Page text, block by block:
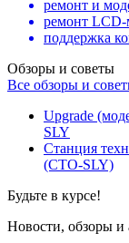
ремонт и
ремонт LCD-
поддержка
Обзоры и советы
Все обзоры и
Upgrade
SLY
Станция
(СТО-SLY)
Будьте в курсе!
Новости, обзоры и